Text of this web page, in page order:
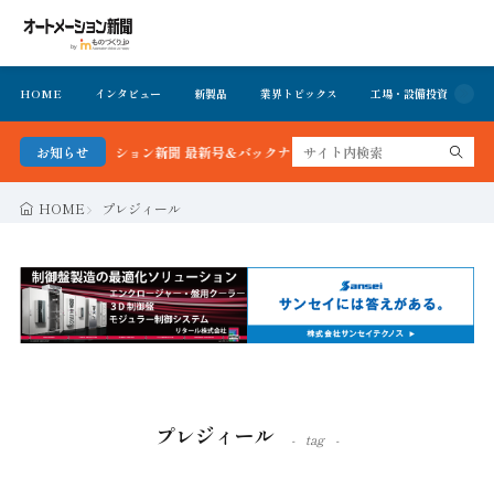
HOME インタビュー 新製品 業界トピックス 工場・設備投資
お知らせ
ートメーション新聞 最新号＆バックナンバーを無料で公開中 詳細はこちら
HOME プレジィール
プレジィール tag